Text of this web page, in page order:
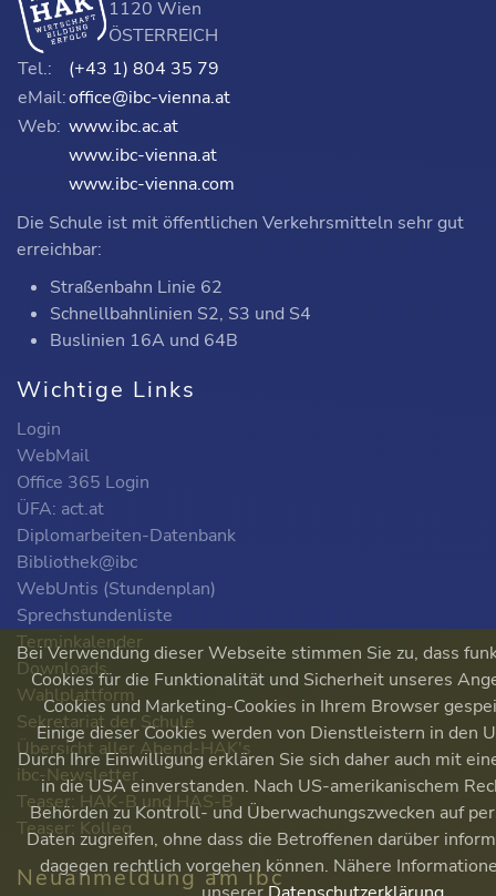
1120 Wien
ÖSTERREICH
Tel.:
(+43 1) 804 35 79
eMail:office@ibc-vienna.at
Web: www.ibc.ac.at
www.ibc-vienna.at
www.ibc-vienna.com
Die Schule ist mit öffentlichen Verkehrsmitteln sehr gut
erreichbar:
Straßenbahn Linie 62
Schnellbahnlinien S2, S3 und S4
Buslinien 16A und 64B
Wichtige Links
Login
WebMail
Office 365 Login
ÜFA: act.at
Diplomarbeiten-Datenbank
Bibliothek@ibc
WebUntis (Stundenplan)
Sprechstundenliste
Terminkalender
Downloads
Wahlplattform
Sekretariat der Schule
Übersicht aller Abend-HAK's
ibc-Newsletter
Teaser: HAK-B und HAS-B
Teaser: Kolleg
Neuanmeldung am ibc
Bei Verwendung dieser Webseite stimmen Sie zu, dass
Cookies für die Funktionalität und Sicherheit unseres
Cookies und Marketing-Cookies in Ihrem Browser
Einige dieser Cookies werden von Dienstleistern in den
Durch Ihre Einwilligung erklären Sie sich daher auch mit
in die USA einverstanden. Nach US-amerikanischem
Behörden zu Kontroll- und Überwachungszwecken auf
Daten zugreifen, ohne dass die Betroffenen darüber
dagegen rechtlich vorgehen können. Nähere